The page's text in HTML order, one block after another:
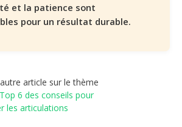
et la patience sont
pour un résultat durable.
article sur le thème
Top 6 des conseils pour
les articulations